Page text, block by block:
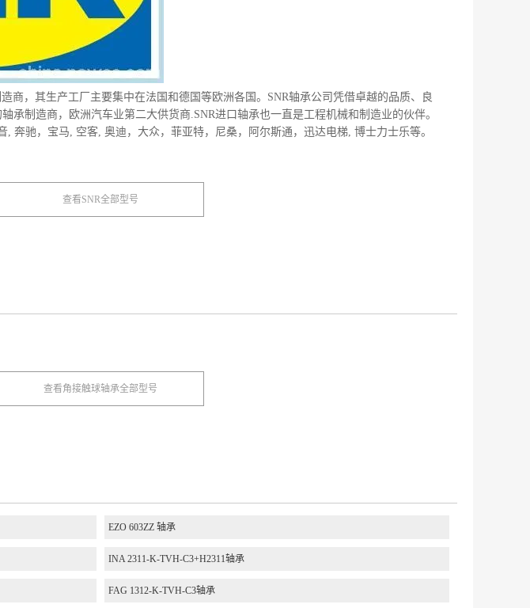
商，其生产工厂主要集中在法国和德国等欧洲各国。SNR轴承公司凭借卓越的品质、良
承制造商，欧洲汽车业第二大供货商.SNR进口轴承也一直是工程机械和制造业的伙伴。
奔驰，宝马, 空客, 奥迪，大众，菲亚特，尼桑，阿尔斯通，迅达电梯, 博士力士乐等。
查看SNR全部型号
查看角接触球轴承全部型号
EZO 603ZZ 轴承
INA 2311-K-TVH-C3+H2311轴承
FAG 1312-K-TVH-C3轴承